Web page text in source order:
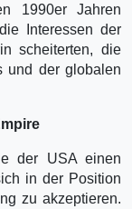
1990er Jahren
Interessen der
scheiterten, die
und der globalen
der USA einen
in der Position
zu akzeptieren.